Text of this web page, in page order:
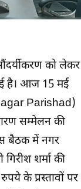
को लेकर
है। आज 15 मई
Parishad)
सम्मेलन की
बैठक में नगर
शर्मा की
के प्रस्तावों पर